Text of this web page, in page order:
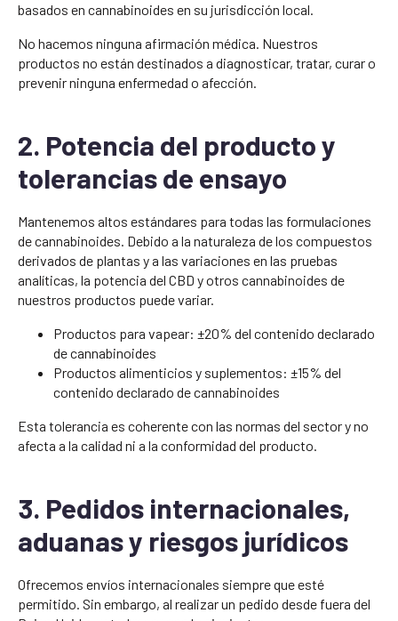
basados en cannabinoides en su jurisdicción local.
No hacemos ninguna afirmación médica. Nuestros
productos no están destinados a diagnosticar, tratar, curar o
prevenir ninguna enfermedad o afección.
2. Potencia del producto y
tolerancias de ensayo
Mantenemos altos estándares para todas las formulaciones
de cannabinoides. Debido a la naturaleza de los compuestos
derivados de plantas y a las variaciones en las pruebas
analíticas, la potencia del CBD y otros cannabinoides de
nuestros productos puede variar.
Productos para vapear: ±20% del contenido declarado
de cannabinoides
Productos alimenticios y suplementos: ±15% del
contenido declarado de cannabinoides
Esta tolerancia es coherente con las normas del sector y no
afecta a la calidad ni a la conformidad del producto.
3. Pedidos internacionales,
aduanas y riesgos jurídicos
Ofrecemos envíos internacionales siempre que esté
permitido. Sin embargo, al realizar un pedido desde fuera del